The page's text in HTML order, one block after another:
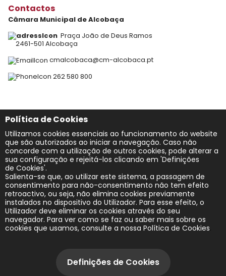
Política de Cookies
Utilizamos cookies essenciais ao funcionamento do website
que são autorizados ao iniciar a navegação. Caso não
concorde com a utilização de outros cookies, pode alterar a
sua configuração e rejeitá-los clicando em 'Definições
de Cookies'.
Salienta-se que, ao utilizar este sistema, a passagem de
consentimento para não-consentimento não tem efeito
retroactivo, ou seja, não elimina cookies previamente
instalados no dispositivo do Utilizador. Para esse efeito, o
Utilizador deve eliminar os cookies através do seu
navegador. Para ver como se faz ou saber mais sobre os
cookies que usamos, consulte a nossa Política de Cookies.
Definições de Cookies
Contactos
Câmara Municipal de Alcobaça
Praça João de Deus Ramos
2461-501 Alcobaça
cmalcobaca@cm-alcobaca.pt
262 580 800
Redes Sociais
Acessibilidade
Mapa do site
Política de Privacidade
2026 | Todos os direitos reservados